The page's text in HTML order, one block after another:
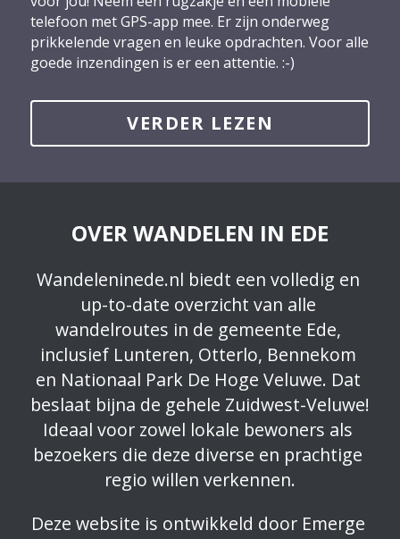
telefoon met GPS-app mee. Er zijn onderweg
prikkelende vragen en leuke opdrachten. Voor alle
goede inzendingen is er een attentie. :-)
VERDER LEZEN
OVER WANDELEN IN EDE
Wandeleninede.nl biedt een volledig en
up-to-date overzicht van alle
wandelroutes in de gemeente Ede,
inclusief Lunteren, Otterlo, Bennekom
en Nationaal Park De Hoge Veluwe. Dat
beslaat bijna de gehele Zuidwest-Veluwe!
Ideaal voor zowel lokale bewoners als
bezoekers die deze diverse en prachtige
regio willen verkennen.
Deze website is ontwikkeld door Emerge